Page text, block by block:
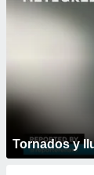
Tornados y